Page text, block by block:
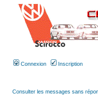
Connexion Inscription
Consulter les messages sans